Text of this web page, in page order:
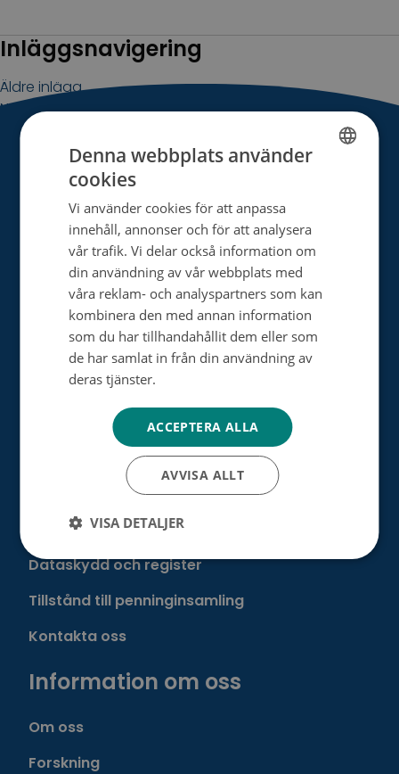
Inläggsnavigering
Äldre inlägg
Nyare inlägg
»Min berättelse»Sida 2
Cancerstiftelsen verkar med donerade medel
och finansierar finländsk cancerforskning, främjar
förebyggandet av cancer och stöder de
insjuknade och deras närstående.
Cancerstiftelsen sr (FO-nummer 0237165-7)
Backasgatan 2, 00500 Helsingfors,
Tfn. 09 135 331
Dataskydd och register
Tillstånd till penninginsamling
Kontakta oss
Information om oss
Om oss
Forskning
Denna webbplats använder
cookies
Vi använder cookies för att anpassa
innehåll, annonser och för att analysera
vår trafik. Vi delar också information om
din användning av vår webbplats med
våra reklam- och analyspartners som kan
kombinera den med annan information
som du har tillhandahållit dem eller som
de har samlat in från din användning av
deras tjänster.
ACCEPTERA ALLA
AVVISA ALLT
VISA DETALJER